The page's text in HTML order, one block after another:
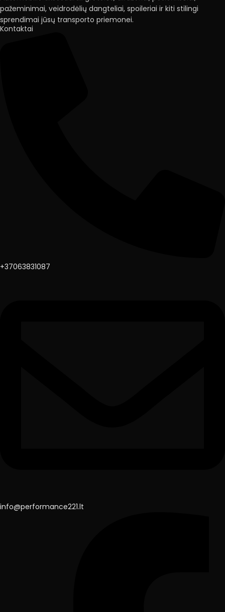
pažeminimai, veidrodėlių dangteliai, spoileriai ir kiti stilingi
sprendimai jūsų transporto priemonei.
Kontaktai
+37063831087
info@performance221.lt